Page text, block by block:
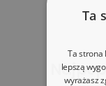
Ta
Ta strona
lepszą
wyrażasz